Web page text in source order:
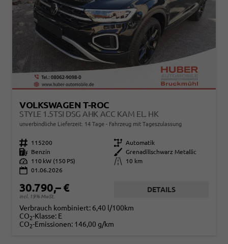
VOLKSWAGEN T-ROC
STYLE 1.5TSI DSG AHK ACC KAM EL. HK
unverbindliche Lieferzeit: 14 Tage Fahrzeug mit Tageszulassung
Fahrzeugnr. 115200 Getriebe Automatik
Kraftstoff
Benzin Außenfarbe
Grenadillschwarz Metallic
Leistung
110 kW (150 PS) Kilometerstand
10 km
01.06.2026
30.790,– €
incl. 19% MwSt.
DETAILS
Verbrauch kombiniert: 6,40 l/100km
CO2-Klasse: E
CO2-Emissionen: 146,00 g/km